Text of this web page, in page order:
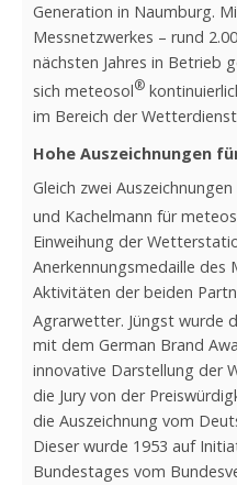
Generation in Naumburg.
Messnetzwerkes – rund
nächsten Jahres in Betrieb
sich meteosol®
im Bereich der
Hohe Auszeichnungen
Gleich zwei Auszeichnungen
und Kachelmann für
Einweihung der
Anerkennungsmedaille des
Aktivitäten der beiden
Agrarwetter. Jüngst wurde
mit dem German Brand
innovative Darstellung der
die Jury von der
die Auszeichnung vom
Dieser wurde 1953 auf
Bundestages vom